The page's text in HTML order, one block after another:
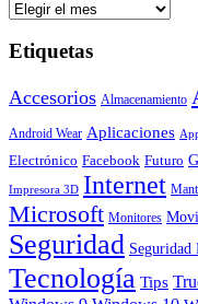
Archivos
Etiquetas
Accesorios Almacenamiento
Android Wear Aplicaciones
Electrónico Facebook Futuro
Impresora 3D Internet
Microsoft Monitores
Seguridad
Tecnología Tips